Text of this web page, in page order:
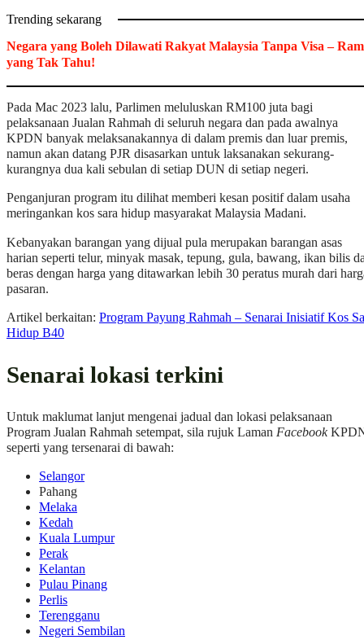
Trending sekarang
Negara yang Boleh Dilawati Rakyat Malaysia Tanpa Visa –
yang Tak Tahu!
Pada Mac 2023 lalu, Parlimen meluluskan RM100 juta bagi
pelaksanaan Jualan Rahmah di seluruh negara dan pada awalnya
KPDN banyak melaksanakannya di dalam premis dan luar premis,
namun akan datang PJR disasarkan untuk laksanakan sekurang-
kurangnya dua kali sebulan di setiap DUN di setiap negeri.
Penganjuran program itu dilihat memberi kesan positif dalam usaha
meringankan kos sara hidup masyarakat Malaysia Madani.
Kebanyakan barangan yang dijual pula merupakan barangan asas
harian seperti telur, minyak masak, tepung, gula, bawang, ikan bilis
beras dengan harga yang ditawarkan lebih 30 peratus murah dari
pasaran.
Artikel berkaitan: Program Payung Rahmah – Senarai Inisiatif Kos
Hidup B40
Senarai lokasi terkini
Untuk maklumat lanjut mengenai jadual dan lokasi pelaksanaan
Program Jualan Rahmah setempat, sila rujuk Laman Facebook
seperti yang tersenarai di bawah:
Selangor
Pahang
Melaka
Kedah
Kuala Lumpur
Perak
Kelantan
Pulau Pinang
Perlis
Terengganu
Negeri Sembilan